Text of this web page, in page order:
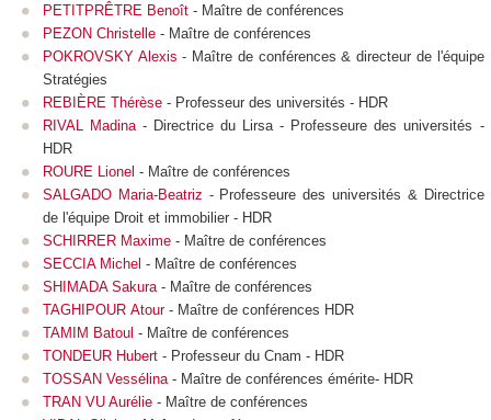
PETITPRÊTRE Benoît - Maître de conférences
PEZON Christelle - Maître de conférences
POKROVSKY Alexis - Maître de conférences & directeur de l'équipe
Stratégies
REBIÈRE Thérèse - Professeur des universités - HDR
RIVAL Madina - Directrice du Lirsa - Professeure des universités -
HDR
ROURE Lionel - Maître de conférences
SALGADO Maria-Beatriz - Professeure des universités & Directrice
de l'équipe Droit et immobilier - HDR
SCHIRRER Maxime - Maître de conférences
SECCIA Michel - Maître de conférences
SHIMADA Sakura - Maître de conférences
TAGHIPOUR Atour- Maître de conférences HDR
TAMIM Batoul - Maître de conférences
TONDEUR Hubert - Professeur du Cnam - HDR
TOSSAN Vessélina - Maître de conférences émérite- HDR
TRAN VU Aurélie - Maître de conférences